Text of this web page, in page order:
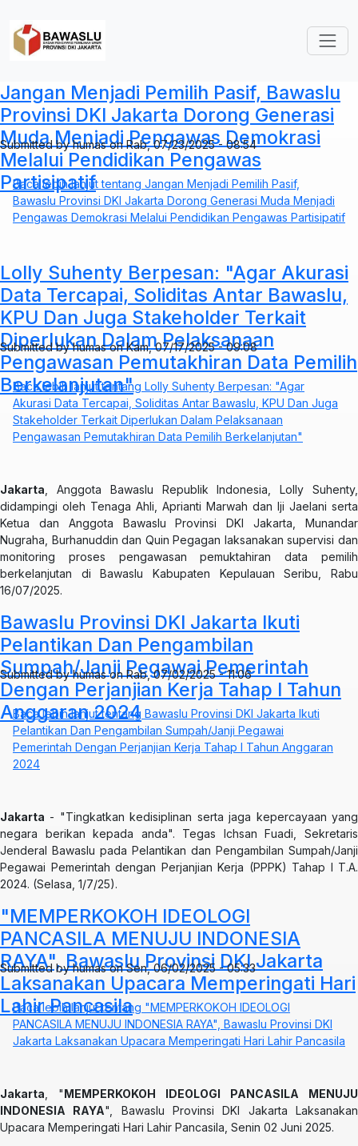
Jangan Menjadi Pemilih Pasif, Bawaslu
Provinsi DKI Jakarta Dorong Generasi
Muda Menjadi Pengawas Demokrasi
Melalui Pendidikan Pengawas
Partisipatif
Submitted byhumasonRab, 07/23/2025 - 08:54
Baca lebih lanjuttentang Jangan Menjadi Pemilih Pasif,
Bawaslu Provinsi DKI Jakarta Dorong Generasi Muda Menjadi
Pengawas Demokrasi Melalui Pendidikan Pengawas Partisipatif
Lolly Suhenty Berpesan: "Agar Akurasi
Data Tercapai, Soliditas Antar Bawaslu,
KPU Dan Juga Stakeholder Terkait
Diperlukan Dalam Pelaksanaan
Pengawasan Pemutakhiran Data Pemilih
Berkelanjutan"
Submitted byhumasonKam, 07/17/2025 - 09:08
Baca lebih lanjuttentang Lolly Suhenty Berpesan: "Agar
Akurasi Data Tercapai, Soliditas Antar Bawaslu, KPU Dan Juga
Stakeholder Terkait Diperlukan Dalam Pelaksanaan
Pengawasan Pemutakhiran Data Pemilih Berkelanjutan"
Jakarta , Anggota Bawaslu Republik Indonesia, Lolly Suhenty,
didampingi oleh Tenaga Ahli, Aprianti Marwah dan Iji Jaelani serta
Ketua dan Anggota Bawaslu Provinsi DKI Jakarta, Munandar
Nugraha, Burhanuddin dan Quin Pegagan laksanakan supervisi dan
monitoring proses pengawasan pemuktahiran data pemilih
berkelanjutan di Bawaslu Kabupaten Kepulauan Seribu, Rabu
16/07/2025.
Bawaslu Provinsi DKI Jakarta Ikuti
Pelantikan Dan Pengambilan
Sumpah/Janji Pegawai Pemerintah
Dengan Perjanjian Kerja Tahap I Tahun
Anggaran 2024
Submitted byhumasonRab, 07/02/2025 - 11:06
Baca lebih lanjuttentang Bawaslu Provinsi DKI Jakarta Ikuti
Pelantikan Dan Pengambilan Sumpah/Janji Pegawai
Pemerintah Dengan Perjanjian Kerja Tahap I Tahun Anggaran
2024
Jakarta - "Tingkatkan kedisiplinan serta jaga kepercayaan yang
negara berikan kepada anda". Tegas Ichsan Fuadi, Sekretaris
Jenderal Bawaslu pada Pelantikan dan Pengambilan Sumpah/Janji
Pegawai Pemerintah dengan Perjanjian Kerja (PPPK) Tahap I T.A.
2024. (Selasa, 1/7/25).
"MEMPERKOKOH IDEOLOGI
PANCASILA MENUJU INDONESIA
RAYA", Bawaslu Provinsi DKI Jakarta
Laksanakan Upacara Memperingati Hari
Lahir Pancasila
Submitted byhumasonSen, 06/02/2025 - 05:33
Baca lebih lanjuttentang "MEMPERKOKOH IDEOLOGI
PANCASILA MENUJU INDONESIA RAYA", Bawaslu Provinsi DKI
Jakarta Laksanakan Upacara Memperingati Hari Lahir Pancasila
Jakarta , "MEMPERKOKOH IDEOLOGI PANCASILA MENUJU
INDONESIA RAYA", Bawaslu Provinsi DKI Jakarta Laksanakan
Upacara Memperingati Hari Lahir Pancasila, Senin 02 Juni 2025.